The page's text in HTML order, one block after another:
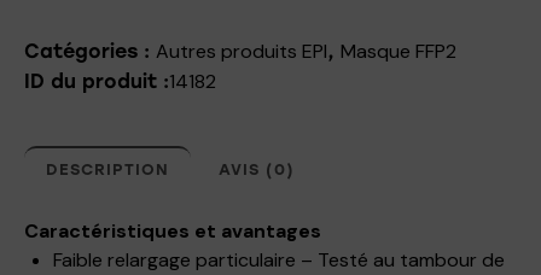
Catégories : Autres produits EPI, Masque FFP2
ID du produit :14182
DESCRIPTION AVIS (0)
Caractéristiques et avantages
Faible relargage particulaire – Testé au tambour de